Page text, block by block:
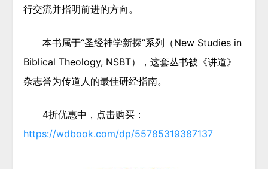
行交流并指明前进的方向。
本书属于“圣经神学新探”系列（New Studies in
Biblical Theology, NSBT），这套丛书被《讲道》
杂志誉为传道人的最佳研经指南。
4折优惠中，点击购买：
https://wdbook.com/dp/55785319387137